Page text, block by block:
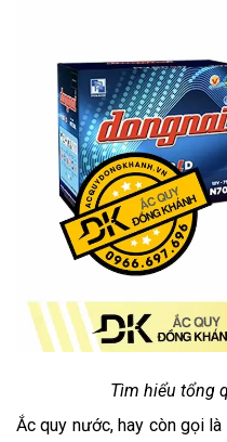
Tìm hiểu tổng
Ắc quy nước, hay còn gọi